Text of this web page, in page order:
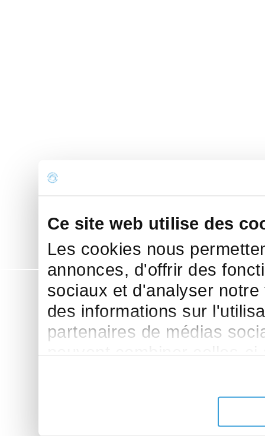
Ce site web utilise des
Les cookies nous
annonces, d'offrir des
sociaux et d'analyser
des informations sur
partenaires de médias